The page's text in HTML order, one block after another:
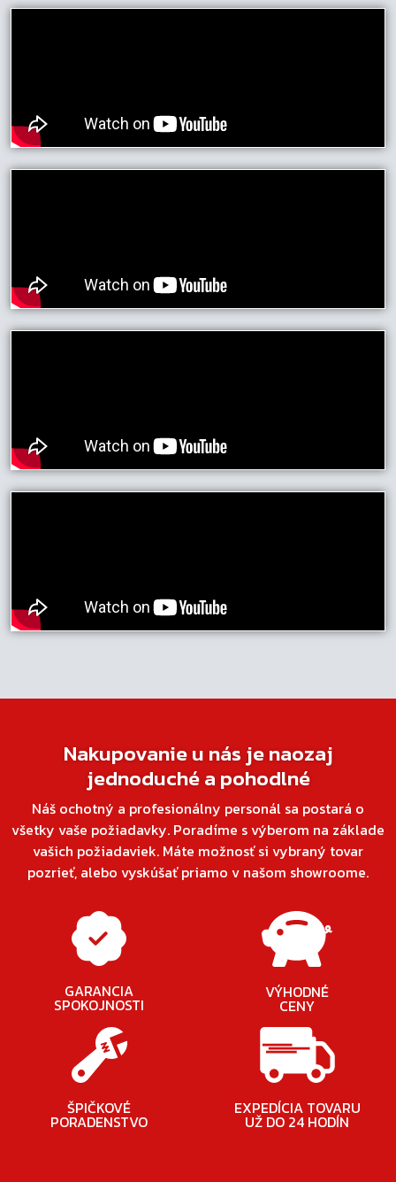
Nakupovanie u nás je naozaj
jednoduché a pohodlné
Náš ochotný a profesionálny personál sa postará o
všetky vaše požiadavky. Poradíme s výberom na základe
vašich požiadaviek. Máte možnosť si vybraný tovar
pozrieť, alebo vyskúšať priamo v našom showroome.
GARANCIA
SPOKOJNOSTI
VÝHODNÉ
CENY
ŠPIČKOVÉ
PORADENSTVO
EXPEDÍCIA TOVARU
UŽ DO 24 HODÍN